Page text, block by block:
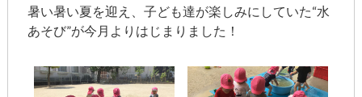
暑い暑い夏を迎え、子ども達が楽しみにしていた“水
あそび”が今月よりはじまりました！